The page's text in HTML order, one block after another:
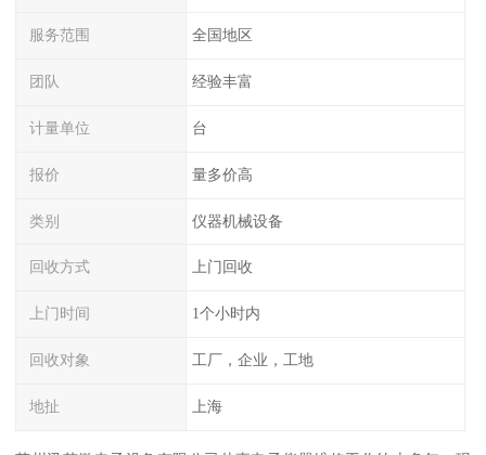
服务范围 全国地区
团队 经验丰富
计量单位 台
报价 量多价高
类别 仪器机械设备
回收方式 上门回收
上门时间 1个小时内
回收对象 工厂，企业，工地
地扯 上海